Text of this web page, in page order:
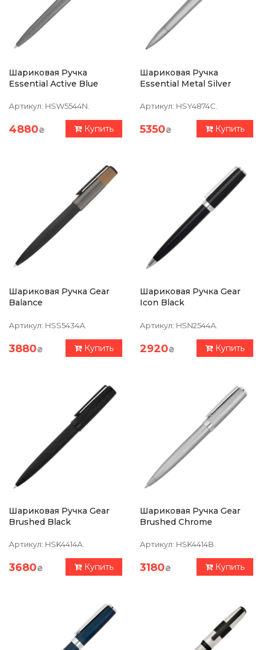
Шариковая Ручка
Essential Active Blue
Артикул: HSW5544N.
4880₴ Купить
Шариковая Ручка
Essential Metal Silver
Артикул: HSY4874C.
5350₴ Купить
Шариковая Ручка Gear
Balance
Артикул: HSS5434A.
3880₴ Купить
Шариковая Ручка Gear
Icon Black
Артикул: HSN2544A.
2920₴ Купить
Шариковая Ручка Gear
Brushed Black
Артикул: HSK4414A.
3680₴ Купить
Шариковая Ручка Gear
Brushed Chrome
Артикул: HSK4414B.
3180₴ Купить